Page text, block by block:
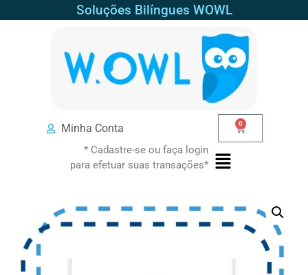
Soluções Bilíngues WOWL
Minha Conta 0
* Cadastre-se ou faça login
para efetuar suas transações*